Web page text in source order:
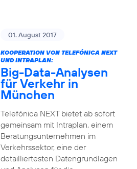
01. August 2017
KOOPERATION VON TELEFÓNICA NEXT
UND INTRAPLAN:
Big-Data-Analysen
für Verkehr in
München
Telefónica NEXT bietet ab sofort
gemeinsam mit Intraplan, einem
Beratungsunternehmen im
Verkehrssektor, eine der
detailliertesten Datengrundlagen